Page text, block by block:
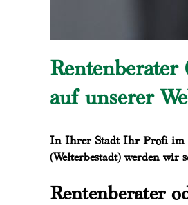
auf unserer
In Ihrer Stadt Ihr Profi im
(Welterbestadt) werden wir
Rentenberater